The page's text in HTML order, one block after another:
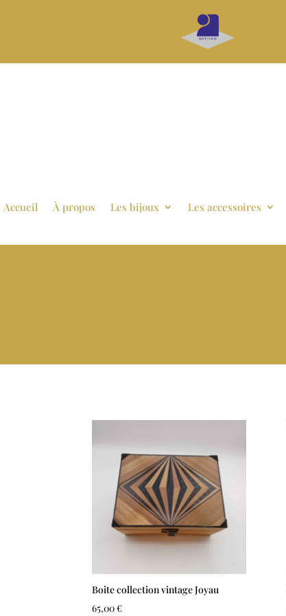
Accueil À propos Les bijoux Les accessoires
Boite collection vintage Joyau
65,00€